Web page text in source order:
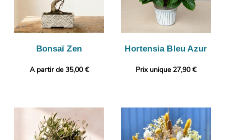
Bonsaï Zen
A partir de 35,00 €
Hortensia Bleu Azur
Prix unique 27,90 €